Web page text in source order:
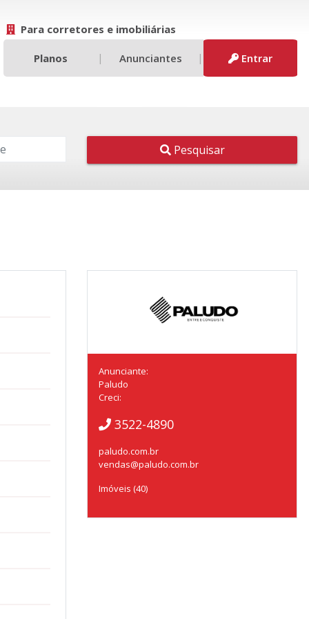
Para corretores e imobiliárias
Planos | Anunciantes | Entrar
Pesquisar
Anunciante:
Paludo
Creci:
3522-4890
paludo.com.br
vendas@paludo.com.br
Imóveis (40)